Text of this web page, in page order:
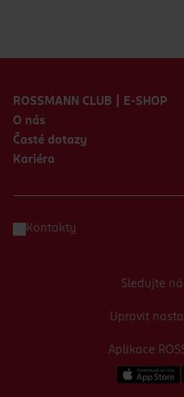
ROSSMANN CLUB | E-SHOP
O nás
Časté dotazy
Kariéra
Kontakty
Aplikace
Sledujte
Upravit